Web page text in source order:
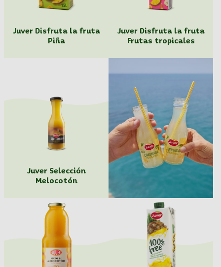
Juver Disfruta la fruta
Piña
Juver Disfruta la fruta
Frutas tropicales
Juver Selección
Melocotón